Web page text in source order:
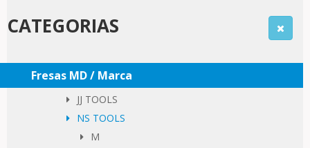
CATEGORIAS
Fresas MD / Marca
JJ TOOLS
NS TOOLS
M